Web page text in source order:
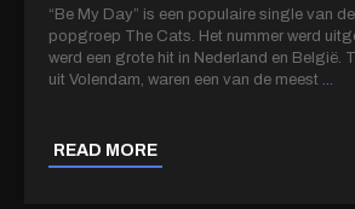
“Be My Day” is een populaire single van
popgroep The Cats. Het nummer werd
werd een grote hit in Nederland en België.
uit Volendam, waren een van de meest
READ MORE